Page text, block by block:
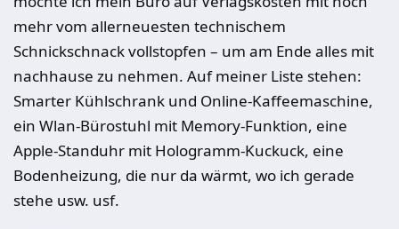
mehr vom allerneuesten technischem
Schnickschnack vollstopfen – um am Ende alles mit
nachhause zu nehmen. Auf meiner Liste stehen:
Smarter Kühlschrank und Online-Kaffeemaschine,
ein Wlan-Bürostuhl mit Memory-Funktion, eine
Apple-Standuhr mit Hologramm-Kuckuck, eine
Bodenheizung, die nur da wärmt, wo ich gerade
stehe usw. usf.